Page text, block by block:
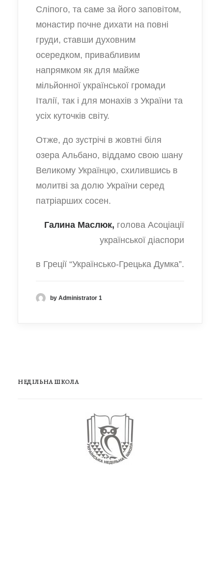
Сліпого, та саме за його заповітом,
монастир почне дихати на повні
груди, ставши духовним
осередком, привабливим
напрямком як для майже
мільйонної української громади
Італії, так і для монахів з України та
усіх куточків світу.
Отже, до зустрічі в жовтні біля
озера Альбано, віддамо свою шану
Великому Українцю, схилившись в
молитві за долю України серед
патріарших сосен.
Галина Маслюк, голова Асоціації
української діаспори
в Греції “Українсько-Грецька Думка”.
by Administrator 1
НЕДІЛЬНА ШКОЛА